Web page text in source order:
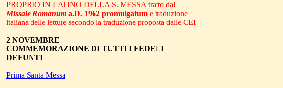
PROPRIO IN LATINO DELLA S. MESSA tratto dal
Missale Romanum a.D. 1962 promulgatum e traduzione
italiana delle letture secondo la traduzione proposta dalle CEI
2 NOVEMBRE
COMMEMORAZIONE DI TUTTI I FEDELI
DEFUNTI
Prima Santa Messa